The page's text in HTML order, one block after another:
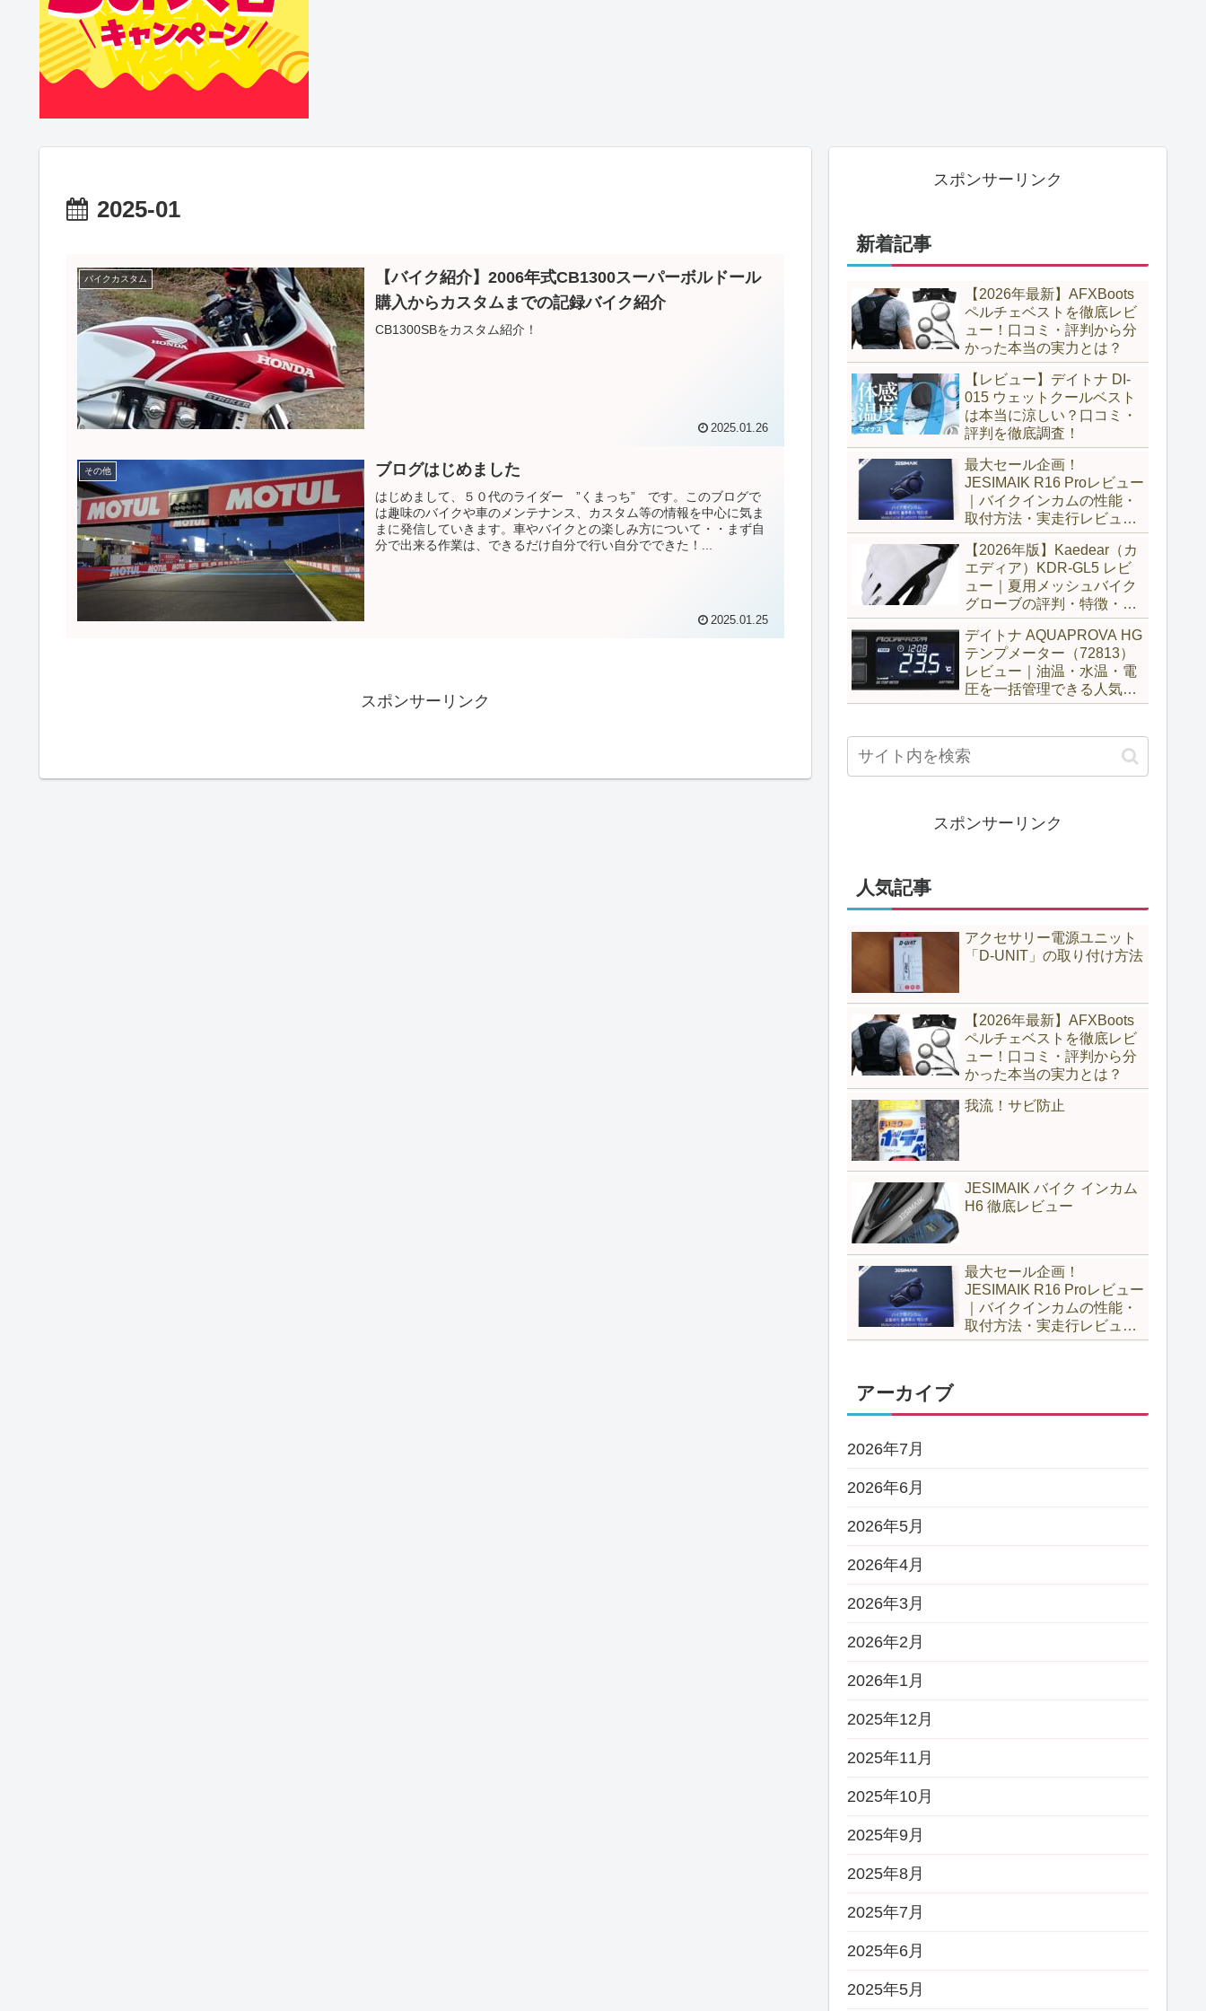
2025-01
バイクカスタム
【バイク紹介】2006年式CB1300スーパーボルドール
購入からカスタムまでの記録バイク紹介
CB1300SBをカスタム紹介！
2025.01.26
その他 ブログはじめました
はじめまして、５０代のライダー ”くまっち” です。このブログで
は趣味のバイクや車のメンテナンス、カスタム等の情報を中心に気ま
まに発信していきます。車やバイクとの楽しみ方について・・まず自
分で出来る作業は、できるだけ自分で行い自分でできた！...
2025.01.25
スポンサーリンク
スポンサーリンク
新着記事
【2026年最新】AFXBoots
ペルチェベストを徹底レビ
ュー！口コミ・評判から分
かった本当の実力とは？
【レビュー】デイトナ DI-
015 ウェットクールベスト
は本当に涼しい？口コミ・
評判を徹底調査！
最大セール企画！
JESIMAIK R16 Proレビュー
｜バイクインカムの性能・
取付方法・実走行レビュー
とH6比較
【2026年版】Kaedear（カ
エディア）KDR-GL5 レビ
ュー｜夏用メッシュバイク
グローブの評判・特徴・サ
イズ感を徹底解説
デイトナ AQUAPROVA HG
テンプメーター（72813）
レビュー｜油温・水温・電
圧を一括管理できる人気メ
ーターを徹底評価
スポンサーリンク
人気記事
アクセサリー電源ユニット
「D-UNIT」の取り付け方法
【2026年最新】AFXBoots
ペルチェベストを徹底レビ
ュー！口コミ・評判から分
かった本当の実力とは？
我流！サビ防止
JESIMAIK バイク インカム
H6 徹底レビュー
最大セール企画！
JESIMAIK R16 Proレビュー
｜バイクインカムの性能・
取付方法・実走行レビュー
とH6比較
アーカイブ
2026年7月
2026年6月
2026年5月
2026年4月
2026年3月
2026年2月
2026年1月
2025年12月
2025年11月
2025年10月
2025年9月
2025年8月
2025年7月
2025年6月
2025年5月